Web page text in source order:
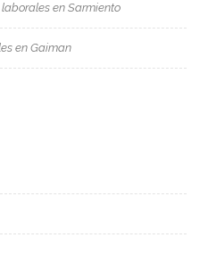
en Sarmiento
en Gaiman